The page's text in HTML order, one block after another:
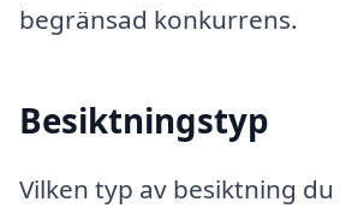
begränsad konkurrens.
Besiktningstyp
Vilken typ av besiktning